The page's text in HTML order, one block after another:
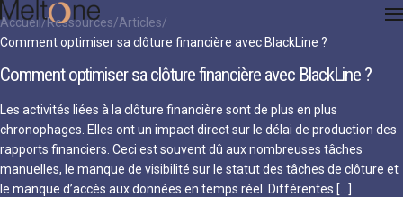
Accueil Ressources Articles
Comment optimiser sa clôture financière avec BlackLine ?
Comment optimiser sa clôture financière avec BlackLine ?
Les activités liées à la clôture financière sont de plus en plus
chronophages. Elles ont un impact direct sur le délai de production des
rapports financiers. Ceci est souvent dû aux nombreuses tâches
manuelles, le manque de visibilité sur le statut des tâches de clôture et
le manque d’accès aux données en temps réel. Différentes […]